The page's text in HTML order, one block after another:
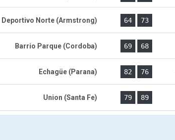
Deportivo Norte (Armstrong) 64 73
Barrio Parque (Cordoba) 69 68
Echagüe (Parana) 82 76
Union (Santa Fe) 79 89